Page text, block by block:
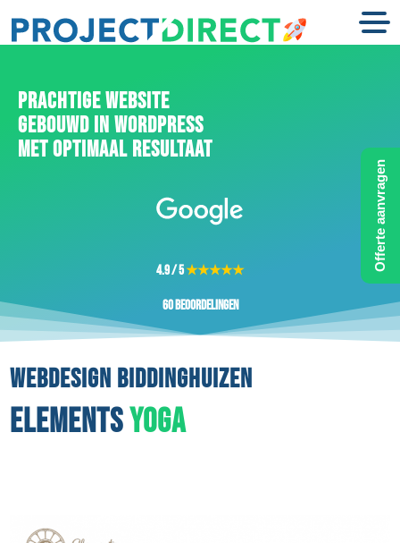
PRACHTIGE WEBSITE
GEBOUWD IN WORDPRESS
MET OPTIMAAL RESULTAAT
4.9 / 5★★★★★
60 beoordelingen
WEBDESIGN BIDDINGHUIZEN
ELEMENTSYOGA
Offerte aanvragen